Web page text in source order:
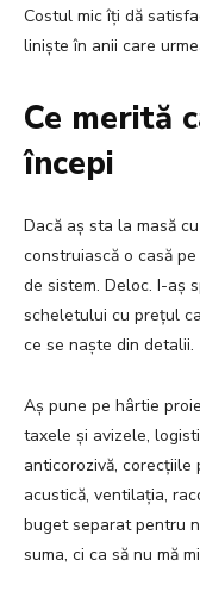
Costul mic îți dă
liniște în anii care
Ce merită
începi
Dacă aș sta la masă
construiască o casă
de sistem. Deloc. I-aș
scheletului cu prețul
ce se naște din detalii.
Aș pune pe hârtie
taxele și avizele,
anticorozivă,
acustică, ventilația,
buget separat pentru
suma, ci ca să nu mă